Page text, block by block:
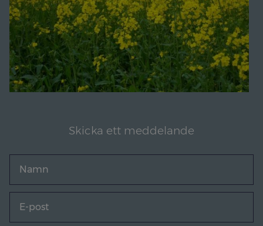
Skicka ett meddelande